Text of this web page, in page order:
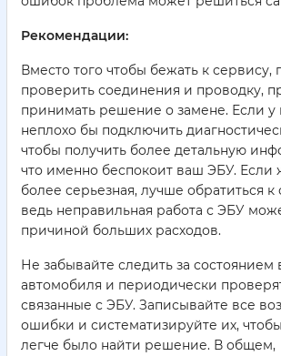
Рекомендации:
Вместо того чтобы бежать к сервису,
проверить соединения и проводку,
принимать решение о замене. Если у
неплохо бы подключить
чтобы получить более детальную
что именно беспокоит ваш ЭБУ. Если
более серьезная, лучше обратиться
ведь неправильная работа с ЭБУ
причиной больших расходов.
Не забывайте следить за состоянием
автомобиля и периодически
связанные с ЭБУ. Записывайте все
ошибки и систематизируйте их,
легче было найти решение. В общем,